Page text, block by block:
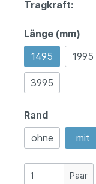
Tragkraft:
Länge (mm)
1495
1995
3995
Rand
ohne
mit
Paar